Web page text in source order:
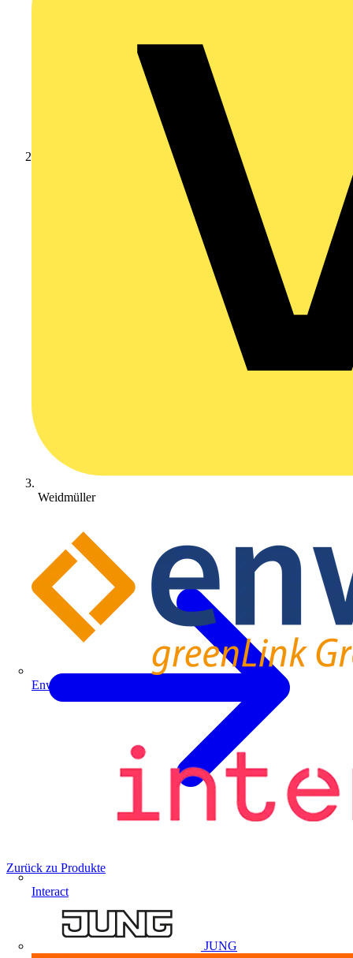
Enwitec
Interact
JUNG
Weidmüller
Zurück zu Produkte